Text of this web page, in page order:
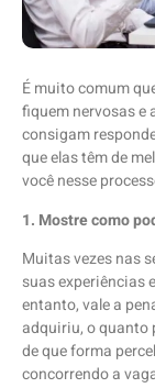
É muito comum
fiquem nervosas e
consigam
que elas têm de
você nesse
1. Mostre como
Muitas vezes nas
suas experiências
entanto, vale a
adquiriu, o quanto
de que forma
concorrendo a